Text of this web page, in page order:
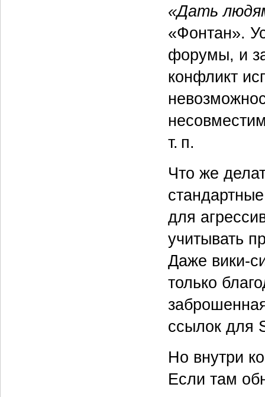
«Дать
«Фонтан».
форумы, и
конфликт
т. п.
Что же
для
учитывать
Даже
только
ссылок для
Но внутри
Если там